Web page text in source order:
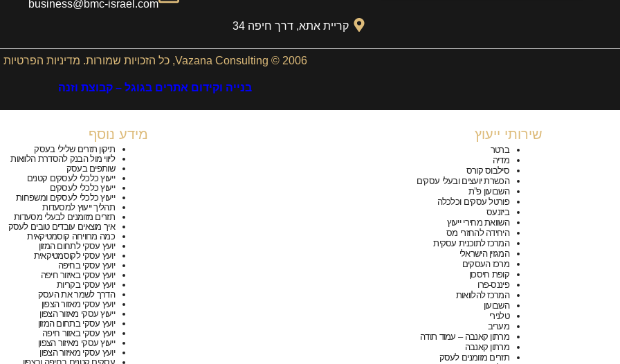
קריית אתא, דרך חיפה 34
business@bmc-israel.com
2006 © Vazana Consulting, כל הזכויות שמורות. מדיניות הפרטיות
בנייה וקידום אתרים בגוגל – קבוצת וזנה
שירותי ייעוץ
ברטר
מדיה
סילבוס קורס
הכשרת יועצים ובעלי עסקים
השבועון פ”ת
פורטל עסקים וכלכלה
ביזנעס
השוואת מחירי ייעוץ
היחידה להחזרי מס
המרכז לתוכנית עסקית
המגזין הישראלי
מרכז העסקים
קופת חיסכון
פיננס-פרו
המרכז להלוואות
השבועון
טלנירי
מעריב
מרתון קאנבה – עמוד תודה
מרתון קאנבה
תזרים מזומנים לעסק
מידע נוסף
תיקון תזרים שלילי בעסק
ליווי מול הבנק להסדרת הלוואות
שותפים בעסק
ייעוץ כלכלי לעסקים קטנים
ייעוץ כלכלי לעסקים
ייעוץ כלכלי לעסקים ומשפחות
תהליך ייעוץ למסעדות
תזרים מזומנים לבעלי מסעדות
איך מוצאים עובדים טובים לעסק
כמה מרוויחה קוסמטיקאית
יועץ עסקי לתחום המזון
יועץ עסקי לקוסמטיקאית
יועץ עסקי בחיפה
יועץ עסקי באיזור חיפה
יועץ עסקי בקריות
הדרך לשמר את העסק
יועץ עסקי מאזור הצפון
ייעוץ עסקי מאזור הצפון
יועץ עסקי בתחום המזון
יועץ עסקי באזור חיפה
ייעוץ עסקי מאיזור הצפון
יועץ עסקי מאיזור הצפון